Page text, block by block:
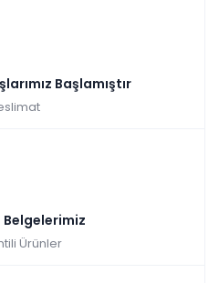
Başlamıştır
Ürünler